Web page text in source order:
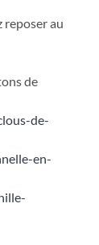
reposer au
de
de-
en-